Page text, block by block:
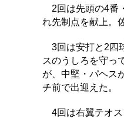
2回は先頭の4番
れ先制点を献上。
3回は安打と2四
スのうしろを守っ
が、中堅・パヘス
チ前で出迎えた。
4回は右翼テオス